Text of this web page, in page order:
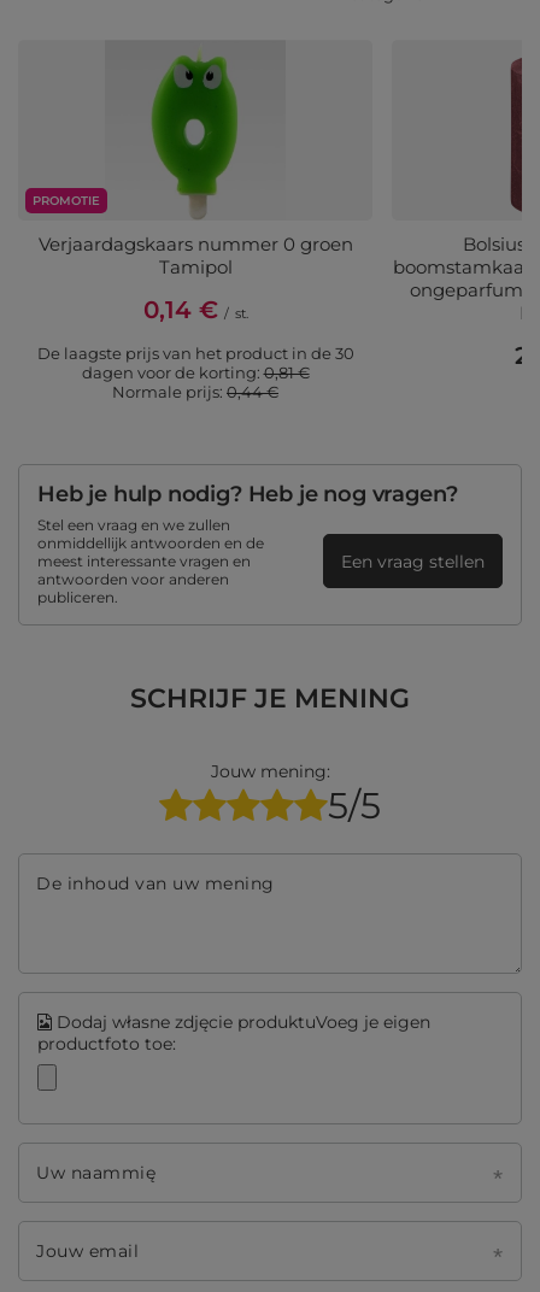
PROMOTIE
Verjaardagskaars nummer 0 groen
Tamipol
0,14 € / st.
De laagste prijs van het product in de 30
dagen voor de korting:0,81 €
Normale prijs: 0,44 €
Bolsius
Heb je hulp nodig? Heb je nog vragen?
Stel een vraag en we zullen
onmiddellijk antwoorden en de
meest interessante vragen en
antwoorden voor anderen
publiceren.
Een vraag stellen
SCHRIJF JE MENING
Jouw mening:
5/5
De inhoud van uw mening
Dodaj własne zdjęcie produktuVoeg je eigen
productfoto toe:
Uw naammię
Jouw email